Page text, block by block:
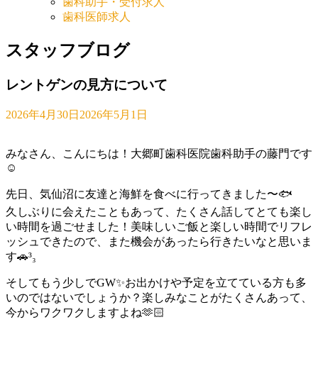
歯科医師求人
スタッフブログ
レントゲンの見方について
2026年4月30日 2026年5月1日
みなさん、こんにちは！大郷町歯科医院歯科助手の藤門です
☺️
先日、気仙沼に友達と海鮮を食べに行ってきました〜🐟
久しぶりに会えたこともあって、たくさん話してとても楽し
い時間を過ごせました！美味しいご飯と楽しい時間でリフレ
ッシュできたので、また機会があったら行きたいなと思いま
す🚗³₃
そしてもう少しでGW✨お出かけや予定を立てている方も多
いのではないでしょうか？楽しみなことがたくさんあって、
今からワクワクしますよね‪🫶🏻